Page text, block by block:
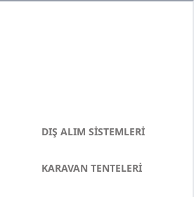
DIŞ ALIM SİSTEMLERİ
KARAVAN TENTELERİ